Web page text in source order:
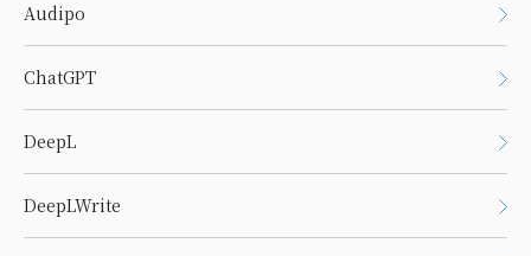
Audipo
ChatGPT
DeepL
DeepLWrite